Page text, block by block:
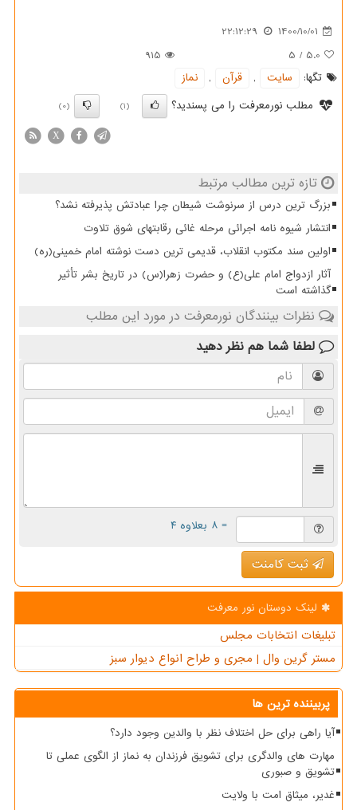
1400/10/01
22:12:29
5.0
/
5
915
تگها:
سایت , قرآن ,
نماز
مطلب نورمعرفت را می پسندید؟
(1)
(0)
X
تازه ترین مطالب مرتبط
بزرگ ترین درس از سرنوشت شیطان چرا عبادتش پذیرفته نشد؟
انتشار شیوه نامه اجرائی مرحله غائی رقابتهای شوق تلاوت
اولین سند مکتوب انقلاب، قدیمی ترین دست نوشته امام خمینی(ره)
آثار ازدواج امام علی(ع) و حضرت زهرا(س) در تاریخ بشر تأثیر
گذاشته است
نظرات بینندگان نورمعرفت در مورد این مطلب
لطفا شما هم نظر دهید
= ۸ بعلاوه ۴
ثبت کامنت
لینک دوستان نور معرفت
تبلیغات انتخابات مجلس
مستر گرین وال | مجری و طراح انواع دیوار سبز
پربیننده ترین ها
آیا راهی برای حل اختلاف نظر با والدین وجود دارد؟
مهارت های والدگری برای تشویق فرزندان به نماز از الگوی عملی تا
تشویق و صبوری
غدیر، میثاق امت با ولایت